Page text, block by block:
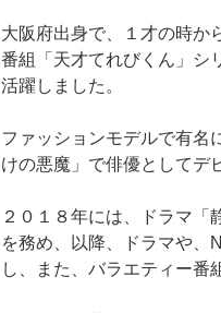
大阪府出身で、１才の時か
番組「天才てれびくん」シ
活躍しました。
ファッションモデルで有名
けの悪魔」で俳優としてデ
２０１８年には、ドラマ「
を務め、以降、ドラマや、
し、また、バラエティー番